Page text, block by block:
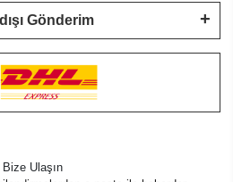
Gönderim
Bize Ulaşın